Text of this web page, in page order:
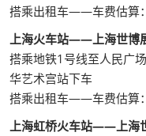
搭乘出租车——车费估算
上海火车站——上海世博
搭乘地铁1号线至人民广
华艺术宫站下车
搭乘出租车——车费估算
上海虹桥火车站——上海